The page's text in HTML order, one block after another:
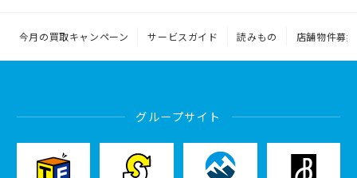
今月の買取キャンペーン サービスガイド 読みもの 店舗物件募集
グループサイト